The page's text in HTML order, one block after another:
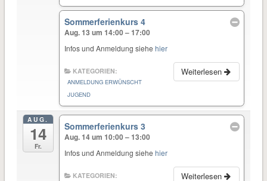
Sommerferienkurs 4
Aug. 13 um 14:00 – 17:00
Infos und Anmeldung siehehier
Weiterlesen
KATEGORIEN:
ANMELDUNG ERWÜNSCHT
JUGEND
AUG.
14
Fr.
Sommerferienkurs 3
Aug. 14 um 10:00 – 13:00
Infos und Anmeldung siehehier
Weiterlesen
KATEGORIEN: